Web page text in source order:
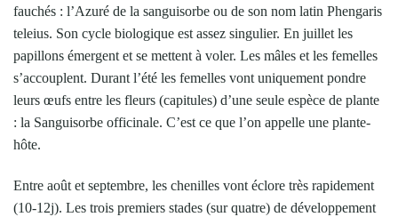
fauchés : l’Azuré de la sanguisorbe ou de son nom latin Phengaris
teleius. Son cycle biologique est assez singulier. En juillet les
papillons émergent et se mettent à voler. Les mâles et les femelles
s’accouplent. Durant l’été les femelles vont uniquement pondre
leurs œufs entre les fleurs (capitules) d’une seule espèce de plante
: la Sanguisorbe officinale. C’est ce que l’on appelle une plante-
hôte.
Entre août et septembre, les chenilles vont éclore très rapidement
(10-12j). Les trois premiers stades (sur quatre) de développement